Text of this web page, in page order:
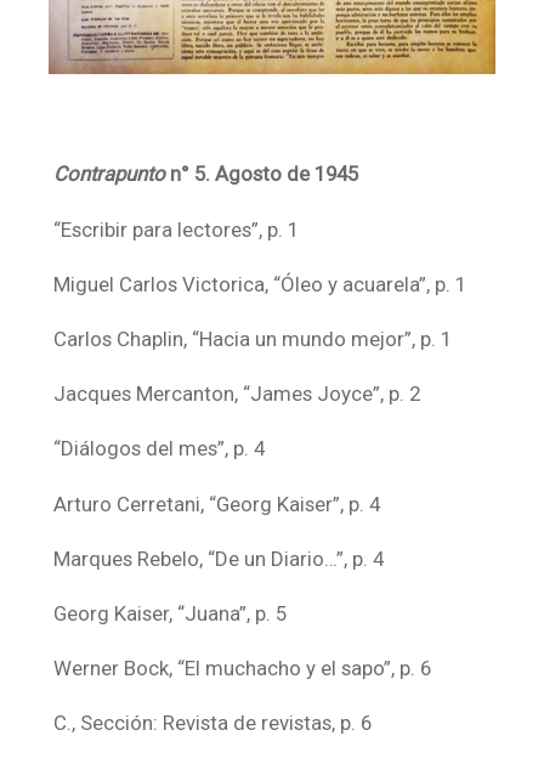
Contrapunton° 5.Agosto de 1945
“Escribir para lectores”, p. 1
Miguel Carlos Victorica, “Óleo y acuarela”, p. 1
Carlos Chaplin, “Hacia un mundo mejor”, p. 1
Jacques Mercanton, “James Joyce”, p. 2
“Diálogos del mes”, p. 4
Arturo Cerretani, “Georg Kaiser”, p. 4
Marques Rebelo, “De un Diario…”, p. 4
Georg Kaiser, “Juana”, p. 5
Werner Bock, “El muchacho y el sapo”, p. 6
C., Sección: Revista de revistas, p. 6